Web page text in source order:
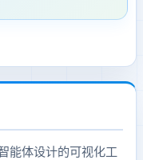
能体设计的可视化工